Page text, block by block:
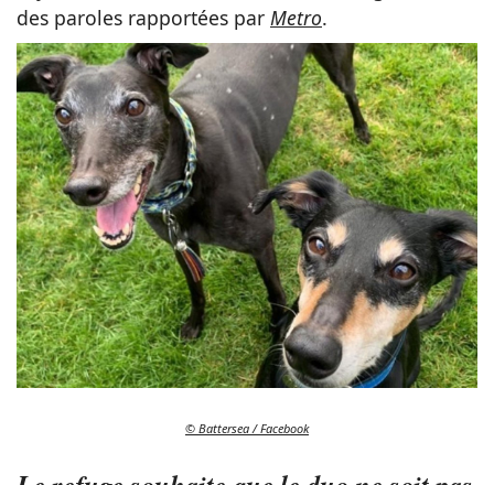
des paroles rapportées par Metro.
© Battersea / Facebook